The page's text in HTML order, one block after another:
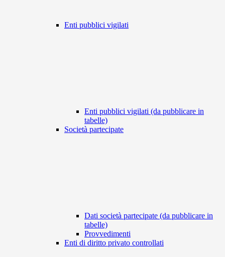
Enti pubblici vigilati
Enti pubblici vigilati (da pubblicare in
tabelle)
Società partecipate
Dati società partecipate (da pubblicare in
tabelle)
Provvedimenti
Enti di diritto privato controllati